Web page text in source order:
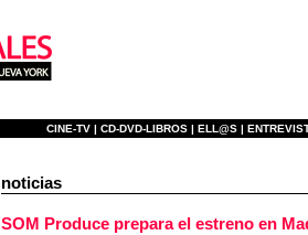
CINE-TV | CD-DVD-LIBROS | ELL@S |
noticias
SOM Produce prepara el estreno en